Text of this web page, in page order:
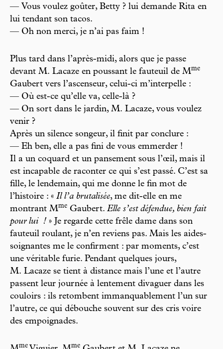
— Vous voulez goûter, Betty ? lui demande Rita en
lui tendant son tacos.
— Oh non merci, je n’ai pas faim !
Plus tard dans l’après-midi, alors que je passe
devant M. Lacaze en poussant le fauteuil de Mme
Gaubert vers l’ascenseur, celui-ci m’interpelle :
— Où est-ce qu’elle va, celle-là ?
— On sort dans le jardin, M. Lacaze, vous voulez
venir ?
Après un silence songeur, il finit par conclure :
— Eh ben, elle a pas fini de vous emmerder !
Il a un coquard et un pansement sous l’œil, mais il
est incapable de raconter ce qui s’est passé. C’est sa
fille, le lendemain, qui me donne le fin mot de
l’histoire : « Il l’a brutalisée, me dit-elle en me
montrant Mme Gaubert. Elle s’est défendue, bien fait
pour lui ! » Je regarde cette frêle dame dans son
fauteuil roulant, je n’en reviens pas. Mais les aides-
soignantes me le confirment : par moments, c’est
une véritable furie. Pendant quelques jours,
M. Lacaze se tient à distance mais l’une et l’autre
passent leur journée à lentement divaguer dans les
couloirs : ils retombent immanquablement l’un sur
l’autre, ce qui débouche souvent sur des cris voire
des empoignades.
me me